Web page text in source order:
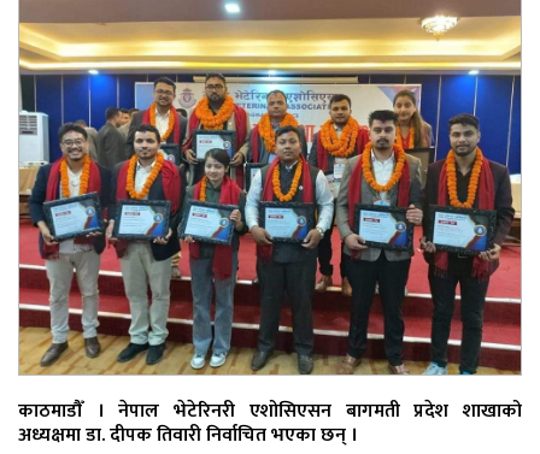
काठमाडौँ । नेपाल भेटेरिनरी एशोसिएसन बागमती प्रदेश शाखाको
अध्यक्षमा डा. दीपक तिवारी निर्वाचित भएका छन् ।